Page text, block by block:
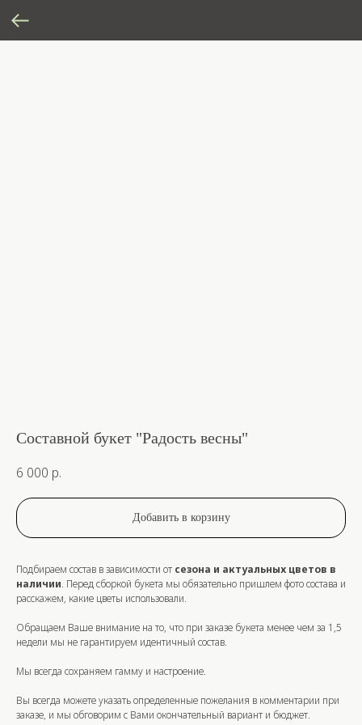
Составной букет "Радость весны"
6 000 р.
Добавить в корзину
Подбираем состав в зависимости от сезона и актуальных цветов в
наличии. Перед сборкой букета мы обязательно пришлем фото состава и
расскажем, какие цветы использовали.
Обращаем Ваше внимание на то, что при заказе букета менее чем за 1,5
недели мы не гарантируем идентичный состав.
Мы всегда сохраняем гамму и настроение.
Вы всегда можете указать определенные пожелания в комментарии при
заказе, и мы обговорим с Вами окончательный вариант и бюджет.